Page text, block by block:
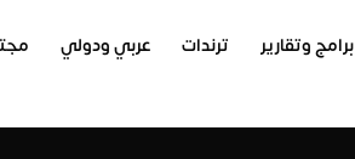
برامج وتقارير ترندات عربي ودولي